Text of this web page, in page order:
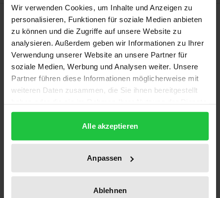
Wir verwenden Cookies, um Inhalte und Anzeigen zu
personalisieren, Funktionen für soziale Medien anbieten
zu können und die Zugriffe auf unsere Website zu
analysieren. Außerdem geben wir Informationen zu Ihrer
Verwendung unserer Website an unsere Partner für
soziale Medien, Werbung und Analysen weiter. Unsere
Partner führen diese Informationen möglicherweise mit
weiteren Daten zusammen, die Sie ihnen bereitgestellt
gesammelt haben.
Alle akzeptieren
Anpassen
Ablehnen
Beschreibung
Emmanuel Levinas hat ein äußerst anspruchsvolles
Werk hinterlassen. Corine Pelluchon schafft das
Kunststück, eine sehr gut lesbare Einführung zu
verfassen, ohne dass dies auf Kosten der
Akzente im Hinblick auf Medizinethik und Ökologie
zu setzen. Das Verhältnis von Ethik und Politik wird
neu beleuchtet, und das Verständnis von Freiheit als
einer, die durch den Anderen gestiftet ist, wird